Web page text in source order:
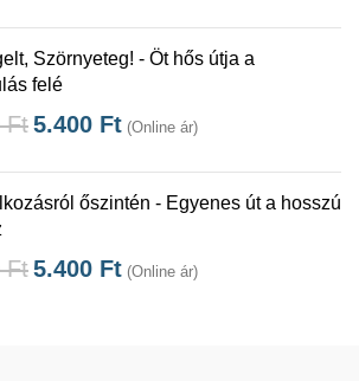
Szörnyeteg! - Öt hős útja a
felé
Ft5.400 Ft (Online ár)
őszintén - Egyenes út a hosszú
Ft5.400 Ft (Online ár)